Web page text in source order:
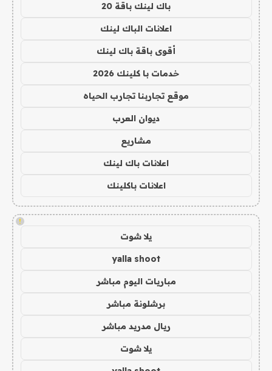
باك لينك باقة 20
اعلانات الباك لينك
أقوى باقة باك لينك
خدمات با كلينك 2026
موقع تجاربنا تجارب الحياه
ديوان العرب
مشاريع
اعلانات باك لينك
اعلانات باكلينك
!
يلا شوت
yalla shoot
مباريات اليوم مباشر
برشلونة مباشر
ريال مدريد مباشر
يلا شوت